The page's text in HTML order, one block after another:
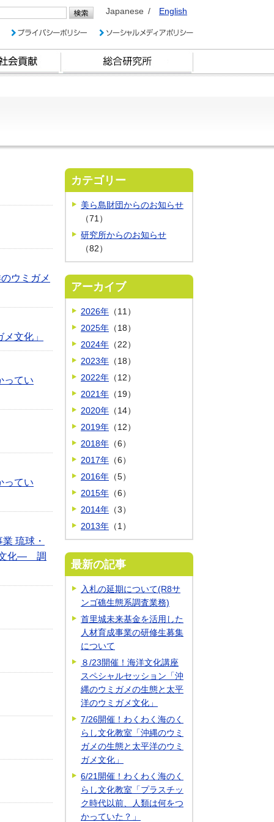
Japanese English
ウミガメ
文化」
ってい
ってい
琉球・
文化― 調
カテゴリー
美ら島財団からのお知らせ
（71）
研究所からのお知らせ
（82）
アーカイブ
2026年 （11）
2025年 （18）
2024年 （22）
2023年 （18）
2022年 （12）
2021年 （19）
2020年 （14）
2019年 （12）
2018年 （6）
2017年 （6）
2016年 （5）
2015年 （6）
2014年 （3）
2013年 （1）
最新の記事
入札の延期について(R8サ
ンゴ礁生態系調査業務)
首里城未来基金を活用した
人材育成事業の研修生募集
について
８/23開催！海洋文化講座
スペシャルセッション「沖
縄のウミガメの生態と太平
洋のウミガメ文化」
7/26開催！わくわく海のく
らし文化教室「沖縄のウミ
ガメの生態と太平洋のウミ
ガメ文化」
6/21開催！わくわく海のく
らし文化教室「プラスチッ
ク時代以前、人類は何をつ
かっていた？」